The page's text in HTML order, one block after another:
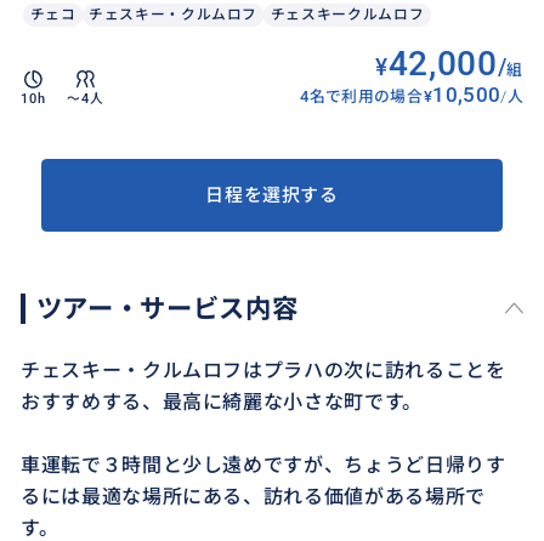
チェコ チェスキー・クルムロフ チェスキークルムロフ
10h 〜4人
¥42,000/組
4名で利用の場合¥10,500/人
日程を選択する
ツアー・サービス内容
チェスキー・クルムロフはプラハの次に訪れることを
おすすめする、最高に綺麗な小さな町です。
車運転で３時間と少し遠めですが、ちょうど日帰りす
るには最適な場所にある、訪れる価値がある場所で
す。